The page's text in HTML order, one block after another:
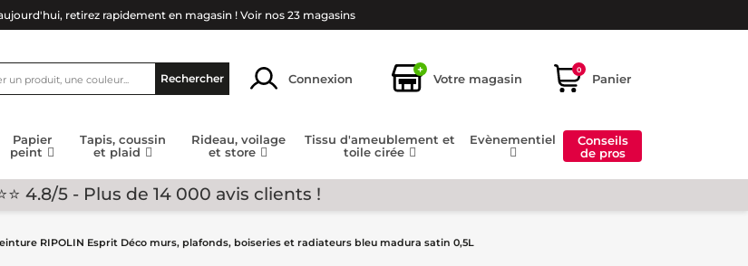
retirez rapidement en magasin !Voir nos 23 magasins
Rechercher Connexion
+
Votre magasin
0
Panier
Papier
peint
Tapis, coussin
et plaid
Rideau, voilage
et store
Tissu d'ameublement et
toile cirée
Evènementiel
Conseils
de pros
4.8/5 - Plus de 14 000 avis clients !
RIPOLIN Esprit Déco murs, plafonds, boiseries et radiateurs bleu madura satin 0,5L